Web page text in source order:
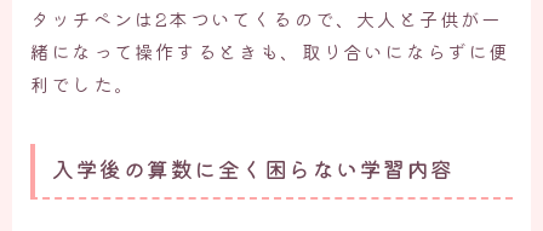
タッチペンは2本ついてくるので、大人と子供が一
緒になって操作するときも、取り合いにならずに便
利でした。
入学後の算数に全く困らない学習内容